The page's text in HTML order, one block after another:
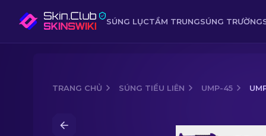
SÚNG LỤCTẦM TRUNGSÚNG TRƯỜNG
TRANG CHỦ SÚNG TIỂU LIÊN UMP-45
UMP-45 | Moonrise (FN -